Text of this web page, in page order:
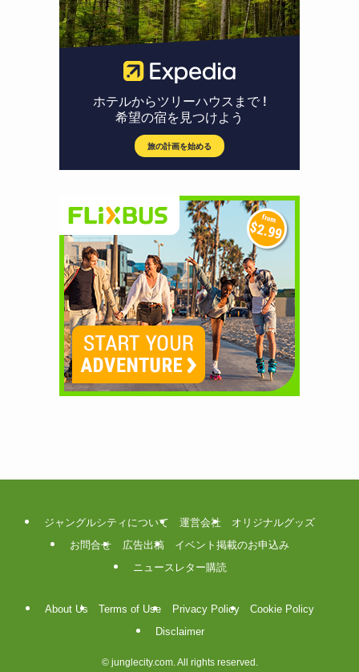
ジャングルシティについて 運営会社
オリジナルグッズ
お問合せ
広告出稿
イベント掲載のお申込み
ニュースレター購読
About Us Terms of Use Privacy Policy
Cookie Policy
Disclaimer
©junglecity.com. All rights reserved.